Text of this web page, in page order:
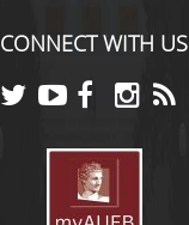
CONNECT WITH US